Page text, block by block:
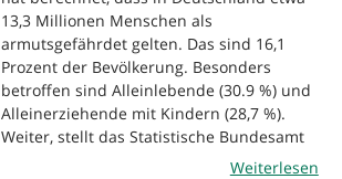
13,3 Millionen Menschen als
armutsgefährdet gelten. Das sind 16,1
Prozent der Bevölkerung. Besonders
betroffen sind Alleinlebende (30.9 %) und
Alleinerziehende mit Kindern (28,7 %).
Weiter, stellt das Statistische Bundesamt
Weiterlesen